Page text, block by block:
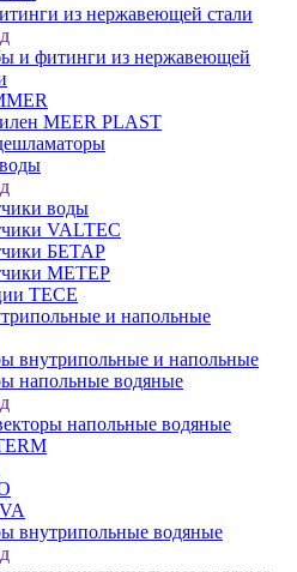
из нержавеющей стали
и фитинги из нержавеющей
MEER PLAST
воды
VALTEC
БЕТАР
МЕТЕР
TECE
и напольные
внутрипольные и напольные
напольные водяные
напольные водяные
внутрипольные водяные